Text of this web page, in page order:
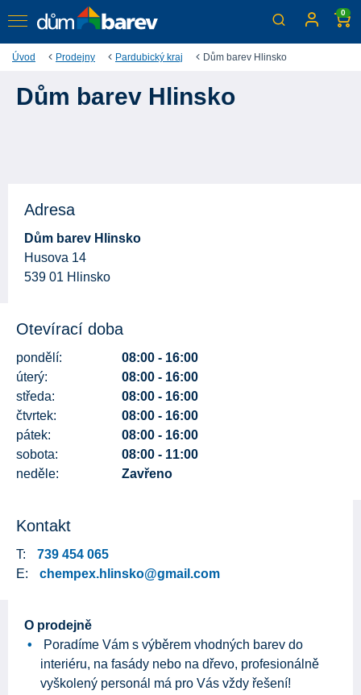
0
Úvod Prodejny Pardubický kraj Dům barev Hlinsko
Dům barev Hlinsko
Adresa
Dům barev Hlinsko
Husova 14
539 01 Hlinsko
Otevírací doba
pondělí:
08:00 - 16:00
úterý:
08:00 - 16:00
středa:
08:00 - 16:00
čtvrtek:
08:00 - 16:00
pátek:
08:00 - 16:00
sobota:
08:00 - 11:00
neděle:
Zavřeno
Kontakt
T:
739 454 065
E:
chempex.hlinsko@gmail.com
O prodejně
Poradíme Vám s výběrem vhodných barev do
interiéru, na fasády nebo na dřevo, profesionálně
vyškolený personál má pro Vás vždy řešení!